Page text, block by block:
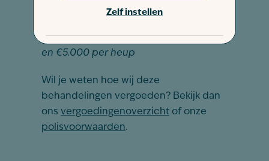
Zelf instellen
heupprothese, dan tussen de €4.500
en €5.000 per heup
Wil je weten hoe wij deze
behandelingen vergoeden? Bekijk dan
ons vergoedingenoverzicht of onze
polisvoorwaarden.